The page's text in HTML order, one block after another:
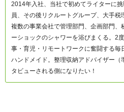
2014年入社、当社で初めてライターに
員、その後リクルートグループ、大手
複数の事業会社で管理部門、企画部門、
ーショックのシャワーを浴びまくる。2
事・育児・リモートワークに奮闘する毎
ハンドメイド。整理収納アドバイザー（
タビューされる側になりたい！